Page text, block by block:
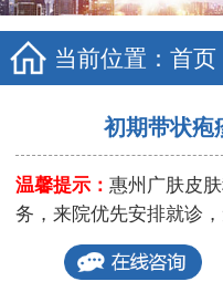
当前位置： 首页
初期带状疱
温馨提示： 惠州广肤皮
务，来院优先安排就诊，